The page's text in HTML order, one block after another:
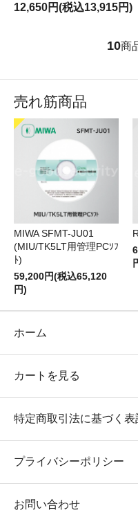
12,650円(税込13,915円)
10商
売れ筋商品
MIWA SFMT-JU01
(MIU/TK5LT用管理PCｿﾌ
ﾄ)
59,200円(税込65,120
円)
ホーム
カートを見る
特定商取引法に基づく表
プライバシーポリシー
お問い合わせ